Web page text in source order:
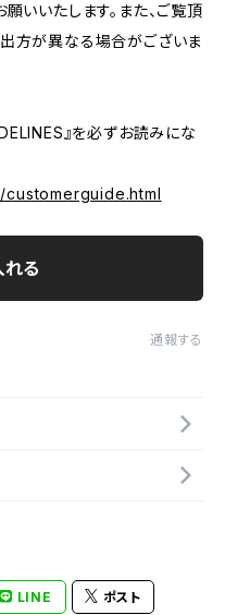
いいたします。また、ご覧頂
方が異なる場合がございま
』を必ずお読みにな
れる
通報する
LINE ポスト